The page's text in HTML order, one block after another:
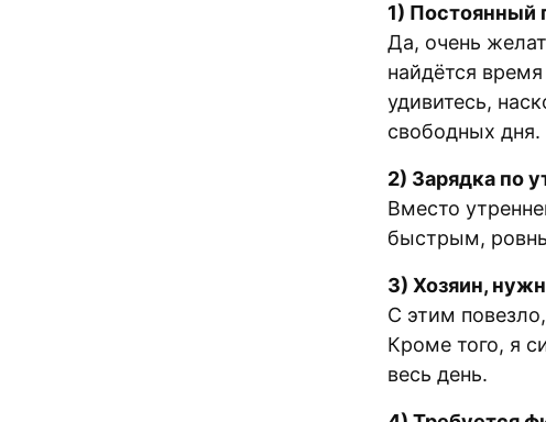
1) Постоянный
Да, очень
найдётся
удивитесь,
свободных дня.
2) Зарядка по
Вместо
быстрым,
3) Хозяин,
С этим
Кроме того, я
весь день.